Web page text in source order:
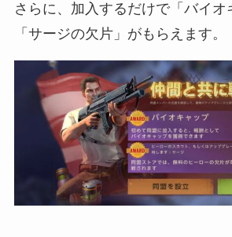
さらに、加入するだけで「バイオ
「サージの欠片」がもらえます。